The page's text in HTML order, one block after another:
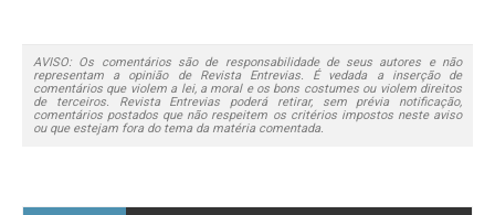
AVISO: Os comentários são de responsabilidade de seus autores e não
representam a opinião de Revista Entrevias. É vedada a inserção de
comentários que violem a lei, a moral e os bons costumes ou violem direitos
de terceiros. Revista Entrevias poderá retirar, sem prévia notificação,
comentários postados que não respeitem os critérios impostos neste aviso
ou que estejam fora do tema da matéria comentada.